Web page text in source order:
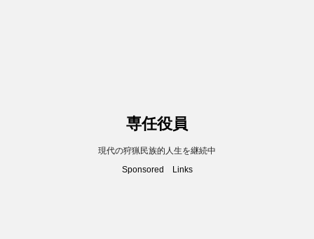
専任役員
現代の狩猟民族的人生を継続中
Sponsored Links